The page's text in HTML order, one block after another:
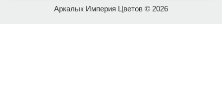
Аркалык Империя Цветов © 2026